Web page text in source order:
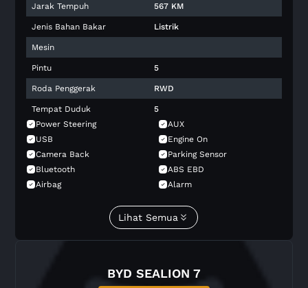
Jarak Tempuh 567 KM
Jenis Bahan Bakar Listrik
Mesin
Pintu 5
Roda Penggerak RWD
Tempat Duduk
5
Power Steering
AUX
USB
Engine On
Camera Back
Parking Sensor
Bluetooth
ABS EBD
Airbag
Alarm
Blind Spot Monitor
Collision Avoidance System
Stability Control
Central Lock
Lihat Semua
BYD SEALION 7